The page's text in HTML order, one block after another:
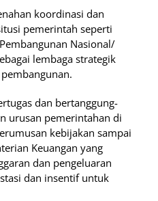
koordinasi dan
pemerintah seperti
Nasional/
lembaga strategik
dan bertanggung-
urusan pemerintahan di
kebijakan sampai
Keuangan yang
dan pengeluaran
dan insentif untuk